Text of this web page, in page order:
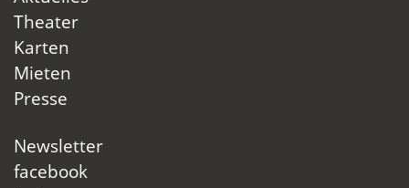
Theater
Karten
Mieten
Presse
Newsletter
facebook